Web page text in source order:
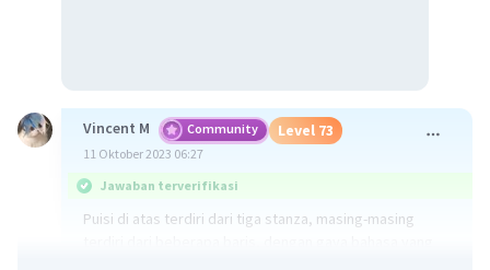
Vincent M Community Level 73
11 Oktober 2023 06:27
Jawaban terverifikasi
Puisi di atas terdiri dari tiga stanza, masing-masing